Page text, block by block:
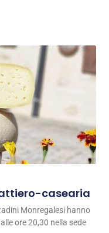
casearia
Monregalesi hanno
ore 20,30 nella sede